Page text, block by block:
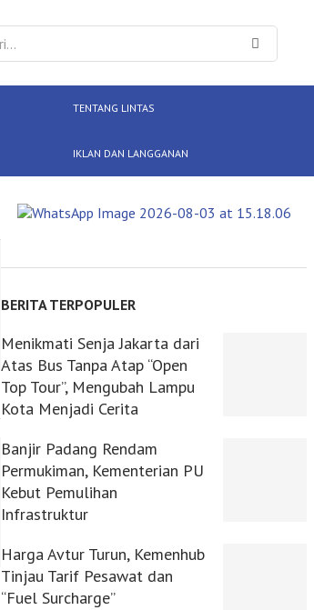
TENTANG LINTAS
IKLAN DAN LANGGANAN
BERITA TERPOPULER
Menikmati Senja Jakarta dari
Atas Bus Tanpa Atap “Open
Top Tour”, Mengubah Lampu
Kota Menjadi Cerita
Banjir Padang Rendam
Permukiman, Kementerian PU
Kebut Pemulihan
Infrastruktur
Harga Avtur Turun, Kemenhub
Tinjau Tarif Pesawat dan
“Fuel Surcharge”